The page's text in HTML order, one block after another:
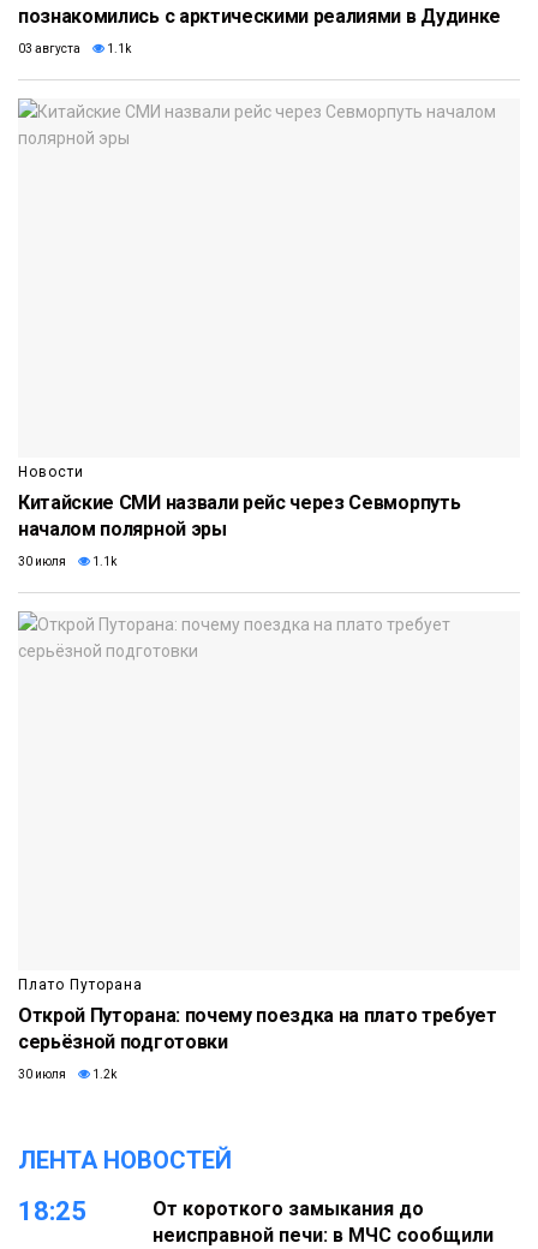
познакомились с арктическими реалиями в Дудинке
03 августа 1.1k
Новости
Китайские СМИ назвали рейс через Севморпуть
началом полярной эры
30 июля 1.1k
Плато Путорана
Открой Путорана: почему поездка на плато требует
серьёзной подготовки
30 июля 1.2k
ЛЕНТА НОВОСТЕЙ
18:25
От короткого замыкания до
неисправной печи: в МЧС сообщили